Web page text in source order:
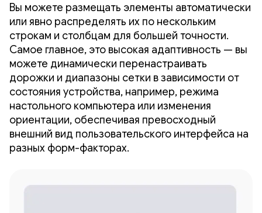
Вы можете размещать элементы автоматически
или явно распределять их по нескольким
строкам и столбцам для большей точности.
Самое главное, это высокая адаптивность — вы
можете динамически перенастраивать
дорожки и диапазоны сетки в зависимости от
состояния устройства, например, режима
настольного компьютера или изменения
ориентации, обеспечивая превосходный
внешний вид пользовательского интерфейса на
разных форм-факторах.